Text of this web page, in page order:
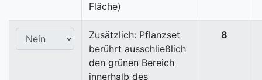
Fläche)
Zusätzlich: Pflanzset
berührt ausschließlich
den grünen Bereich
innerhalb des
8